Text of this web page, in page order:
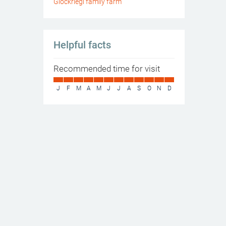
Helpful facts
Recommended time for visit
J F M A M J J A S O N D